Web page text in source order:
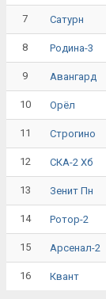
7 Сатурн
8 Родина-3
9 Авангард
10 Орёл
11 Строгино
12 СКА-2 Хб
13 Зенит Пн
14 Ротор-2
15 Арсенал-2
16 Квант